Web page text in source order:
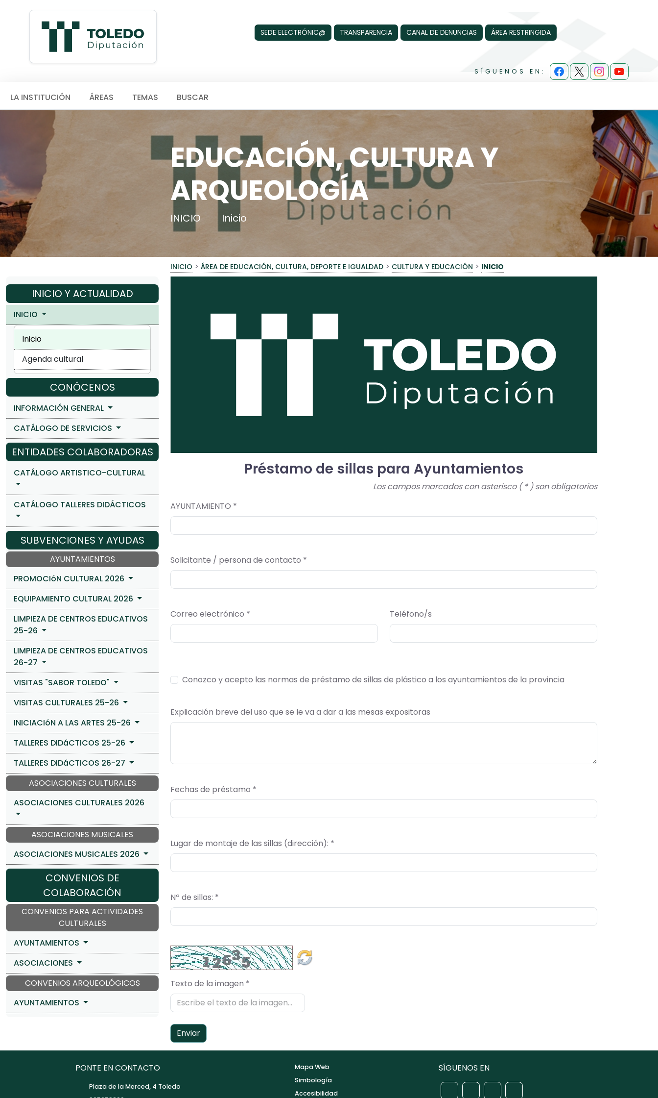
SEDE ELECTRÓNIC@ TRANSPARENCIA CANAL DE DENUNCIAS ÁREA RESTRINGIDA
SÍGUENOS EN:
LA INSTITUCIÓN ÁREAS TEMAS BUSCAR
EDUCACIÓN, CULTURA Y
ARQUEOLOGÍA
INICIO Inicio
INICIO > ÁREA DE EDUCACIÓN, CULTURA, DEPORTE E IGUALDAD > CULTURA Y EDUCACIÓN > INICIO
INICIO Y ACTUALIDAD
INICIO
Inicio
Agenda cultural
CONÓCENOS
INFORMACIÓN GENERAL
CATÁLOGO DE SERVICIOS
ENTIDADES COLABORADORAS
CATÁLOGO ARTISTICO-CULTURAL
CATÁLOGO TALLERES DIDÁCTICOS
SUBVENCIONES Y AYUDAS
AYUNTAMIENTOS
PROMOCIóN CULTURAL 2026
EQUIPAMIENTO CULTURAL 2026
LIMPIEZA DE CENTROS EDUCATIVOS
25-26
LIMPIEZA DE CENTROS EDUCATIVOS
26-27
VISITAS "SABOR TOLEDO"
VISITAS CULTURALES 25-26
INICIACIóN A LAS ARTES 25-26
TALLERES DIDáCTICOS 25-26
TALLERES DIDáCTICOS 26-27
ASOCIACIONES CULTURALES
ASOCIACIONES CULTURALES 2026
ASOCIACIONES MUSICALES
ASOCIACIONES MUSICALES 2026
CONVENIOS DE
COLABORACIÓN
CONVENIOS PARA ACTIVIDADES
CULTURALES
AYUNTAMIENTOS
ASOCIACIONES
CONVENIOS ARQUEOLÓGICOS
AYUNTAMIENTOS
Préstamo de sillas para Ayuntamientos
Los campos marcados con asterisco ( * ) son obligatorios
AYUNTAMIENTO *
Solicitante / persona de contacto *
Correo electrónico * Teléfono/s
Conozco y acepto las normas de préstamo de sillas de plástico a los ayuntamientos de la provincia
Explicación breve del uso que se le va a dar a las mesas expositoras
Fechas de préstamo *
Lugar de montaje de las sillas (dirección): *
Nº de sillas: *
Texto de la imagen *
Enviar
PONTE EN CONTACTO
Plaza de la Merced, 4 Toledo
Mapa Web
Simbología
Accesibilidad
SÍGUENOS EN